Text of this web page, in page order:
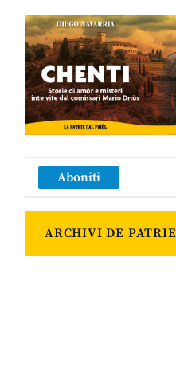
Aboniti
ARCHIVI DE PATRIE